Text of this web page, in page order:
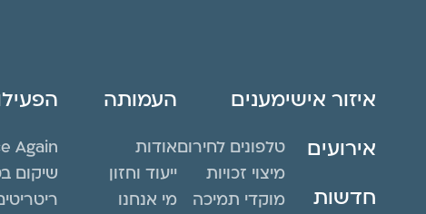
איזור אישי
אירועים
חדשות
מענים
טלפונים לחירום
מיצוי זכויות
מוקדי תמיכה
העמותה
אודות
ייעוד וחזון
מי אנחנו
Again
שיקום